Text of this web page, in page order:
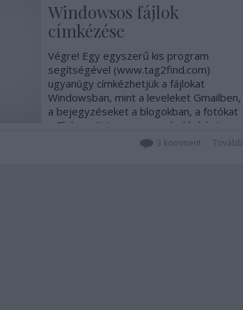
Windowsos fájlok
címkézése
Végre! Egy egyszerű kis program
segítségével (www.tag2find.com)
ugyanúgy címkézhetjük a fájlokat
Windowsban, mint a leveleket Gmailben,
a bejegyzéseket a blogokban, a fotókat
a Flickr-en!!! A program még kísérleti,
tehát valódi (nem web2 :) béta
Tovább
3 komment